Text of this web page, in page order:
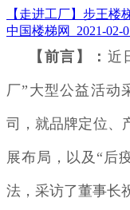
【走进工厂】步王楼
中国楼梯网 2021-02-
【前言】： 近
厂”大型公益活动
司，就品牌定位、
展布局，以及“后
法，采访了董事长